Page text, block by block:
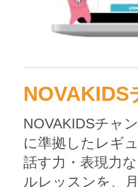
NOVAKIDS
NOVAKIDSチャ
に準拠したレギ
話す力・表現力
ルレッスンを、